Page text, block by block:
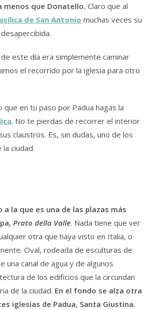
menos que Donatello. Claro que al
de San Antonio muchas veces su
este día era simplemente caminar
el recorrido por la iglesia para otro
que en tu paso por Padua hagas la
. No te pierdas de recorrer el interior
claustros. Es, sin dudas, uno de los
ciudad.
a la que es una de las plazas más
Prato della Valle. Nada tiene que ver
otra que haya visto en Italia, o
Oval, rodeada de esculturas de
una canal de agua y de algunos
de los edificios que la circundan
de la ciudad. En el fondo se alza otra
iglesias de Padua, Santa Giustina.